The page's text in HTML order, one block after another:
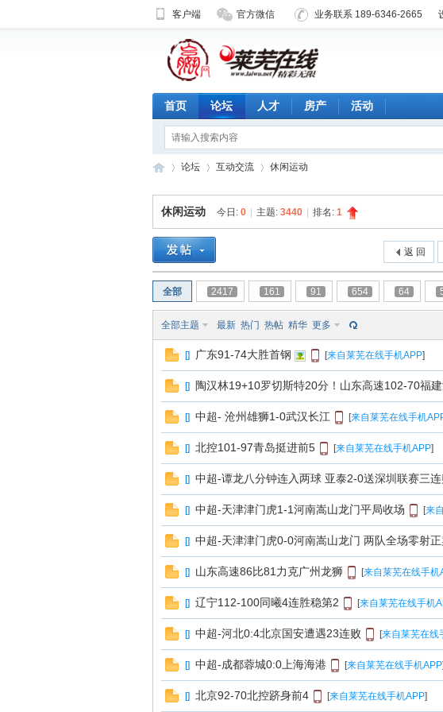
客户端 官方微信 业务联系 189-6346-2665
首页 论坛 人才 房产 活动
济 »
论坛
›
互动交流 休闲运动
休闲运动 今日: 0 主题: 3440 排名: 1
返 回
全部 2417 161 91 654 64
全部主题 最新 热门 热帖 精华 更多
[] 广东91-74大胜首钢 [来自莱芜在线手机APP]
[] 陶汉林19+10罗切斯特20分！山东高速102-70福
[] 中超- 沧州雄狮1-0武汉长江 [来自莱芜在线手机
[] 北控101-97青岛挺进前5 [来自莱芜在线手机APP]
[] 中超-谭龙八分钟连入两球 亚泰2-0送深圳联赛三连
[] 中超-天津津门虎1-1河南嵩山龙门平局收场 [来
[] 中超-天津津门虎0-0河南嵩山龙门 两队全场零射
[] 山东高速86比81力克广州龙狮 [来自莱芜在线手机
[] 辽宁112-100同曦4连胜稳第2 [来自莱芜在线手机
[] 中超-河北0:4北京国安遭遇23连败 [来自莱芜在线
[] 中超-成都蓉城0:0上海海港 [来自莱芜在线手机APP]
[] 北京92-70北控跻身前4 [来自莱芜在线手机APP]